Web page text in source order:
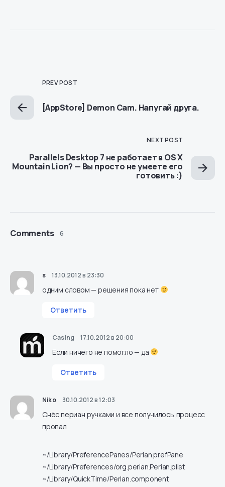
PREV POST
[AppStore] Demon Cam. Напугай друга.
NEXT POST
Parallels Desktop 7 не работает в OS X
Mountain Lion? — Вы просто не умеете его
готовить :)
Comments 6
s 13.10.2012 в 23:30
одним словом — решения пока нет
Ответить
Casing 17.10.2012 в 20:00
Если ничего не помогло — да
Ответить
Niko 30.10.2012 в 12:03
Снёс периан ручками и все получилось,процесс
пропал
~/Library/PreferencePanes/Perian.prefPane
~/Library/Preferences/org.perian.Perian.plist
~/Library/QuickTime/Perian.component